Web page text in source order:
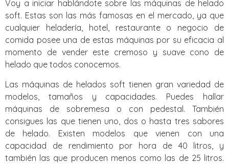
Voy a iniciar hablándote sobre las máquinas de helado
soft. Estas son las más famosas en el mercado, ya que
cualquier heladería, hotel, restaurante o negocio de
comida posee una de estas máquinas por su eficacia al
momento de vender este cremoso y suave cono de
helado que todos conocemos.
Las máquinas de helados soft tienen gran variedad de
modelos, tamaños y capacidades. Puedes hallar
máquinas de sobremesa o con pedestal. También
consigues las que tienen uno, dos o hasta tres sabores
de helado. Existen modelos que vienen con una
capacidad de rendimiento por hora de 40 litros, y
también las que producen menos como las de 25 litros.